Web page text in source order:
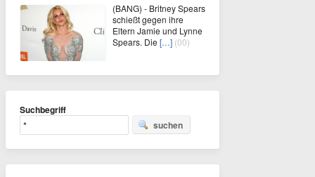
(BANG) - Britney Spears
schießt gegen ihre
Eltern Jamie und Lynne
Spears. Die […] (00)
Suchbegriff
suchen